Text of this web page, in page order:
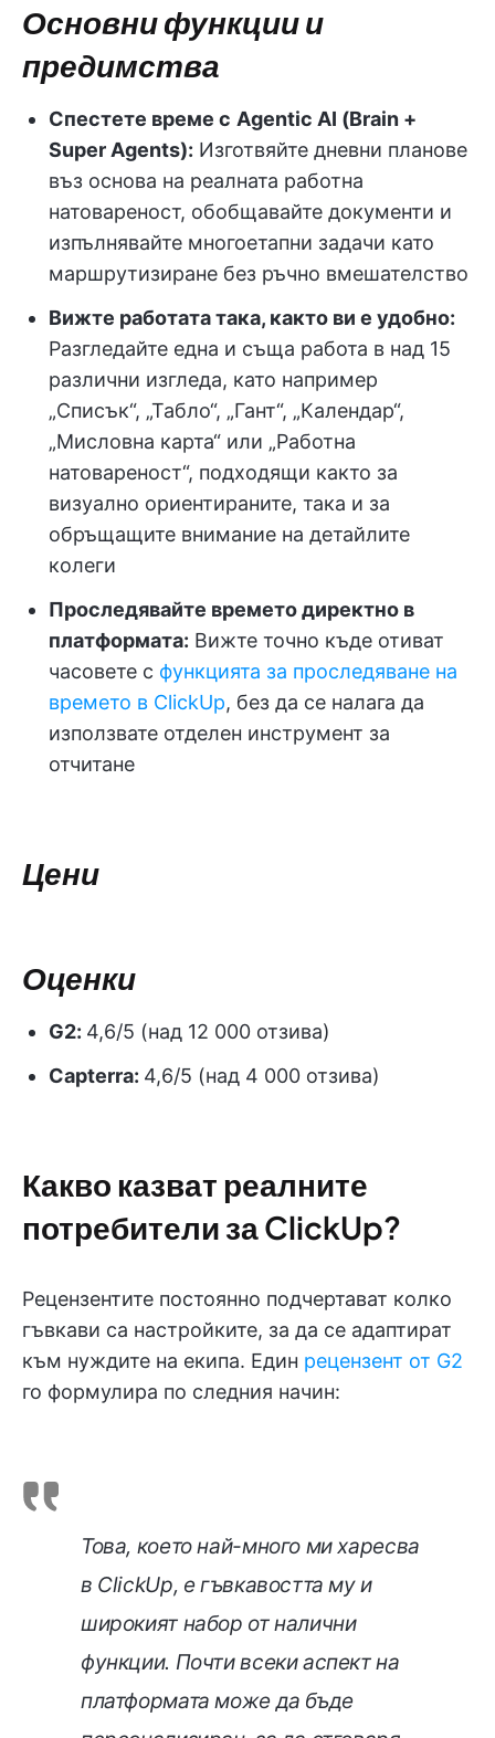
Основни функции и
предимства
Спестете време с Agentic AI (Brain +
Super Agents): Изготвяйте дневни планове
въз основа на реалната работна
натовареност, обобщавайте документи и
изпълнявайте многоетапни задачи като
маршрутизиране без ръчно вмешателство
Вижте работата така, както ви е удобно:
Разгледайте една и съща работа в над 15
различни изгледа, като например
„Списък“, „Табло“, „Гант“, „Календар“,
„Мисловна карта“ или „Работна
натовареност“, подходящи както за
визуално ориентираните, така и за
обръщащите внимание на детайлите
колеги
Проследявайте времето директно в
платформата: Вижте точно къде отиват
часовете с функцията за проследяване на
времето в ClickUp, без да се налага да
използвате отделен инструмент за
отчитане
Цени
Оценки
G2: 4,6/5 (над 12 000 отзива)
Capterra: 4,6/5 (над 4 000 отзива)
Какво казват реалните
потребители за ClickUp?
Рецензентите постоянно подчертават колко
гъвкави са настройките, за да се адаптират
към нуждите на екипа. Един рецензент от G2
го формулира по следния начин:
Това, което най-много ми харесва
в ClickUp, е гъвкавостта му и
широкият набор от налични
функции. Почти всеки аспект на
платформата може да бъде